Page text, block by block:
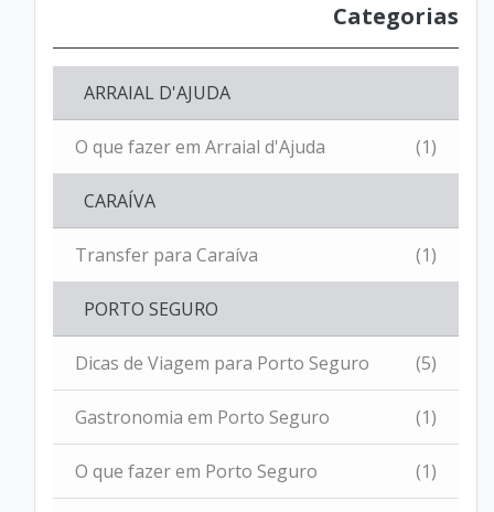
Categorias
ARRAIAL D'AJUDA
O que fazer em Arraial d'Ajuda (1)
CARAÍVA
Transfer para Caraíva (1)
PORTO SEGURO
Dicas de Viagem para Porto Seguro (5)
Gastronomia em Porto Seguro (1)
O que fazer em Porto Seguro (1)